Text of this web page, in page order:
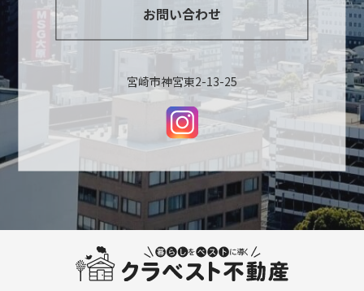
お問い合わせ
宮崎市神宮東2-13-25